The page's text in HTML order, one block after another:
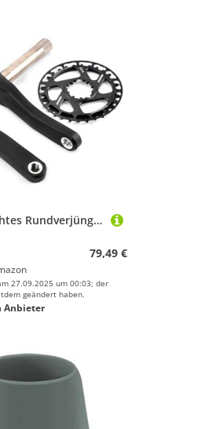
Mtucegi Leichtes Rundverjüngungsverjüngungsgräbchen Kettenradkettenrad Aluminiumlegierungen Kurbenrad Teil Zur Verbesserung Der Radsport Effizienz Haltbarkeit Crankset Bottom Brackets
79,49 €
27.09.2025 um 00:03; der
geändert haben.
Anbieter